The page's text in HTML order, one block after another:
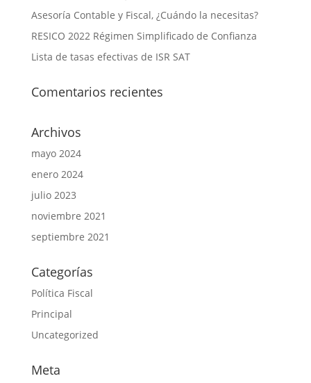
Asesoría Contable y Fiscal, ¿Cuándo la necesitas?
RESICO 2022 Régimen Simplificado de Confianza
Lista de tasas efectivas de ISR SAT
Comentarios recientes
Archivos
mayo 2024
enero 2024
julio 2023
noviembre 2021
septiembre 2021
Categorías
Política Fiscal
Principal
Uncategorized
Meta